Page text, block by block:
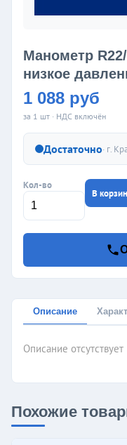
Манометр
низкое
1 088 руб
за 1 шт · НДС включён
Достаточно· г.
Кол-во
В
Описание
Описание отсутствует
Похожие